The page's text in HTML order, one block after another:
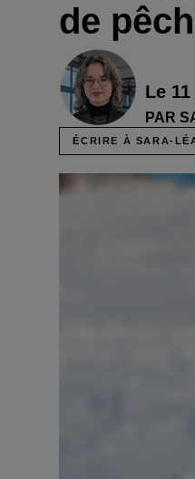
de
Le
PAR
ÉCRIRE À SARA-